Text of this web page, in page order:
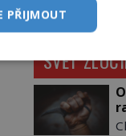
SVĚT
PŘIJMOUT